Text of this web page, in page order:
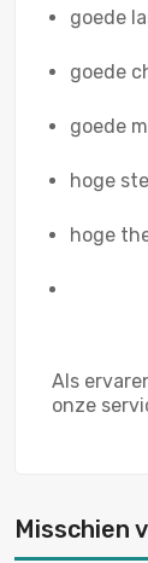
goede
goede
goede
hoge
hoge
Als
onze
Misschien